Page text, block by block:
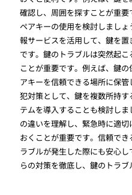
確認し、周囲を探すことが重
ペアキーの使用を検討しまし
報サービスを活用して、鍵を
です。鍵のトラブルは突然起
ことが重要です。例えば、鍵
アキーを信頼できる場所に保
犯対策として、鍵を複数所持
テムを導入することも検討し
の違いを理解し、緊急時に適
おくことが重要です。信頼で
ラブルが発生した際にも安心
らの対策を徹底し、鍵のトラブ